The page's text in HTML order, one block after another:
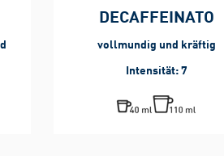
DECAFFEINATO
vollmundig und kräftig
Intensität: 7